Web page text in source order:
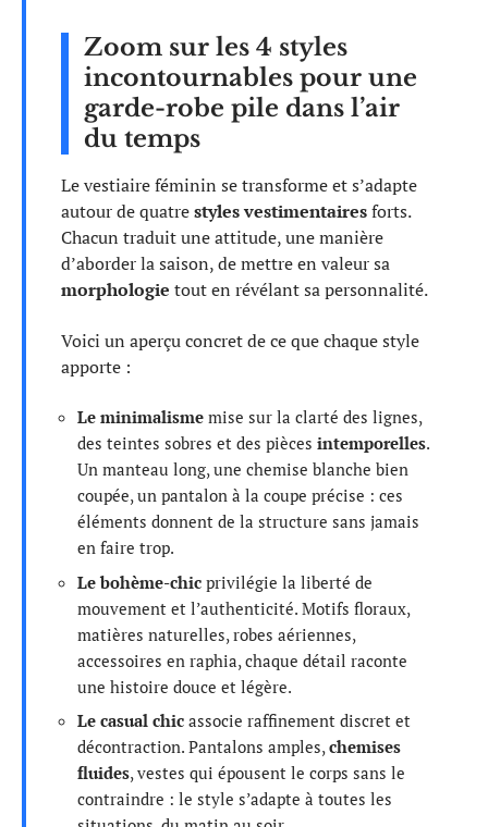
Zoom sur les 4 styles
incontournables pour une
garde-robe pile dans l’air
du temps
Le vestiaire féminin se transforme et s’adapte
autour de quatrestyles vestimentairesforts.
Chacun traduit une attitude, une manière
d’aborder la saison, de mettre en valeur sa
morphologie tout en révélant sa personnalité.
Voici un aperçu concret de ce que chaque style
apporte :
Le minimalisme mise sur la clarté des lignes,
des teintes sobres et des pièces intemporelles.
Un manteau long, une chemise blanche bien
coupée, un pantalon à la coupe précise : ces
éléments donnent de la structure sans jamais
en faire trop.
Le bohème-chic privilégie la liberté de
mouvement et l’authenticité. Motifs floraux,
matières naturelles, robes aériennes,
accessoires en raphia, chaque détail raconte
une histoire douce et légère.
Le casual chic associe raffinement discret et
décontraction. Pantalons amples,chemises
fluides, vestes qui épousent le corps sans le
contraindre : le style s’adapte à toutes les